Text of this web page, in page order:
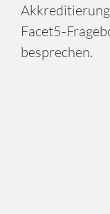
Facet5-
besprechen.